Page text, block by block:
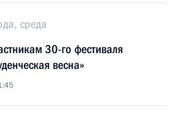
среда
30-го фестиваля
весна»